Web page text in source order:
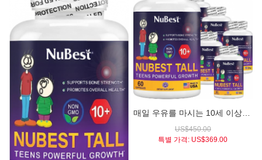
US$450.00
특별 가격: US$369.00